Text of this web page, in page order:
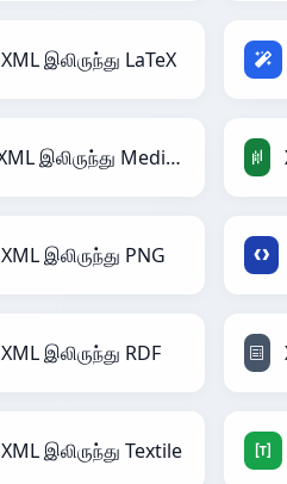
XML இலிருந்து LaTeX
XML இலிருந்து MediaWiki
XML இலிருந்து PNG
XML இலிருந்து RDF
XML இலிருந்து Textile